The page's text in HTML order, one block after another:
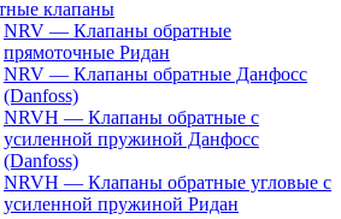
клапаны
NRV — Клапаны обратные
прямоточные Ридан
NRV — Клапаны обратные Данфосс
(Danfoss)
NRVH — Клапаны обратные с
усиленной пружиной Данфосс
(Danfoss)
NRVH — Клапаны обратные угловые с
усиленной пружиной Ридан